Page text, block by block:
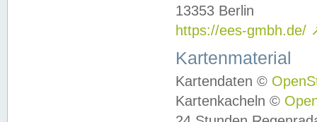
13353 Berlin
https://ees-gmbh.de/
Kartenmaterial
Kartendaten ©
Kartenkacheln ©